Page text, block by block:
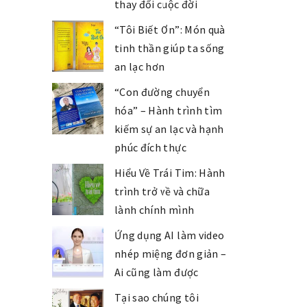
thay đổi cuộc đời
“Tôi Biết Ơn”: Món quà
tinh thần giúp ta sống
an lạc hơn
“Con đường chuyển
hóa” – Hành trình tìm
kiếm sự an lạc và hạnh
phúc đích thực
Hiểu Về Trái Tim: Hành
trình trở về và chữa
lành chính mình
Ứng dụng AI làm video
nhép miệng đơn giản –
Ai cũng làm được
Tại sao chúng tôi